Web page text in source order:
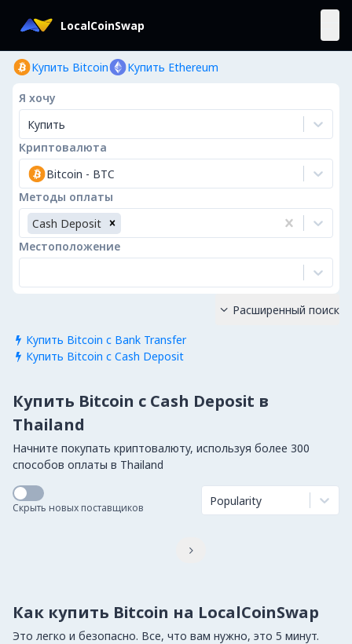
LocalCoinSwap
Купить Bitcoin Купить Ethereum
Я хочу
Купить
Криптовалюта
Bitcoin - BTC
Методы оплаты
Cash Deposit
Местоположение
 Купить Bitcoin с Bank Transfer
 Купить Bitcoin с Cash Deposit
 Расширенный поиск
Купить Bitcoin с Cash Deposit в
Thailand
Начните покупать криптовалюту, используя более 300
способов оплаты в Thailand
Скрыть новых поставщиков Popularity

Как купить Bitcoin на LocalCoinSwap
Это легко и безопасно. Все, что вам нужно, это 5 минут.